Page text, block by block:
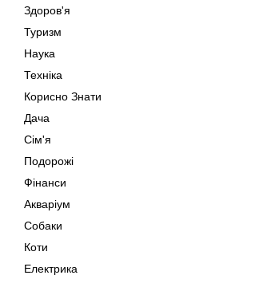
Здоров'я
Туризм
Наука
Техніка
Корисно Знати
Дача
Сім'я
Подорожі
Фінанси
Акваріум
Собаки
Коти
Електрика